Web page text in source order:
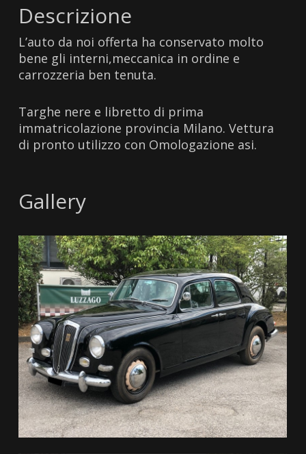
Descrizione
L’auto da noi offerta ha conservato molto
bene gli interni,meccanica in ordine e
carrozzeria ben tenuta.
Targhe nere e libretto di prima
immatricolazione provincia Milano. Vettura
di pronto utilizzo con Omologazione asi.
Gallery